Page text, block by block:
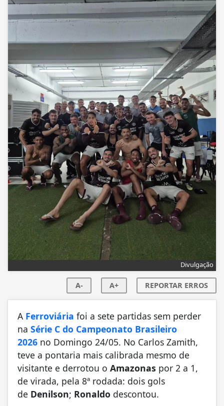
Divulgação
A- A+ REPORTAR ERROS
A Ferroviária foi a sete partidas sem perder
na Série C do Campeonato Brasileiro
2026 no Domingo 24/05. No Carlos Zamith,
teve a pontaria mais calibrada mesmo de
visitante e derrotou o Amazonas por 2 a 1,
de virada, pela 8ª rodada: dois gols
de Denilson; Ronaldo descontou.